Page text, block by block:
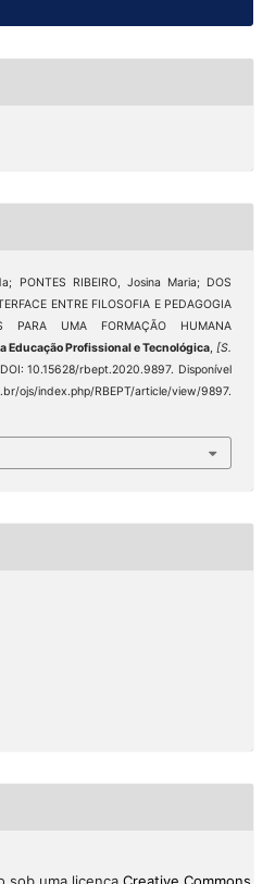
PONTES RIBEIRO, Josina Maria; DOS
ENTRE FILOSOFIA E PEDAGOGIA
PARA UMA FORMAÇÃO HUMANA
Educação Profissional e Tecnológica,[S.
10.15628/rbept.2020.9897. Disponível
index.php/RBEPT/article/view/9897.
sob uma licença Creative Commons